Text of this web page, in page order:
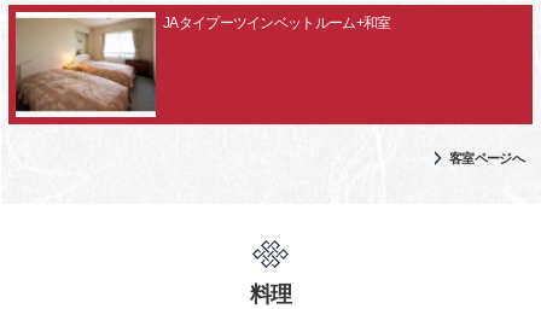
JAタイプーツインベットルーム+和室
客室ページへ
料理